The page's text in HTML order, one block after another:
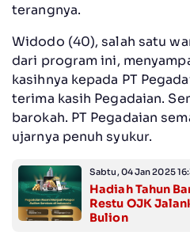
terangnya.
Widodo (40), salah satu
dari program ini,
kasihnya kepada PT
terima kasih Pegadaian.
barokah. PT Pegadaian
ujarnya penuh syukur.
Sabtu, 04 Jan 2025
Hadiah Tahun
Restu OJK
Bulion